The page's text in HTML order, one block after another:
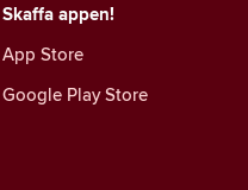
Skaffa appen!
App Store
Google Play Store